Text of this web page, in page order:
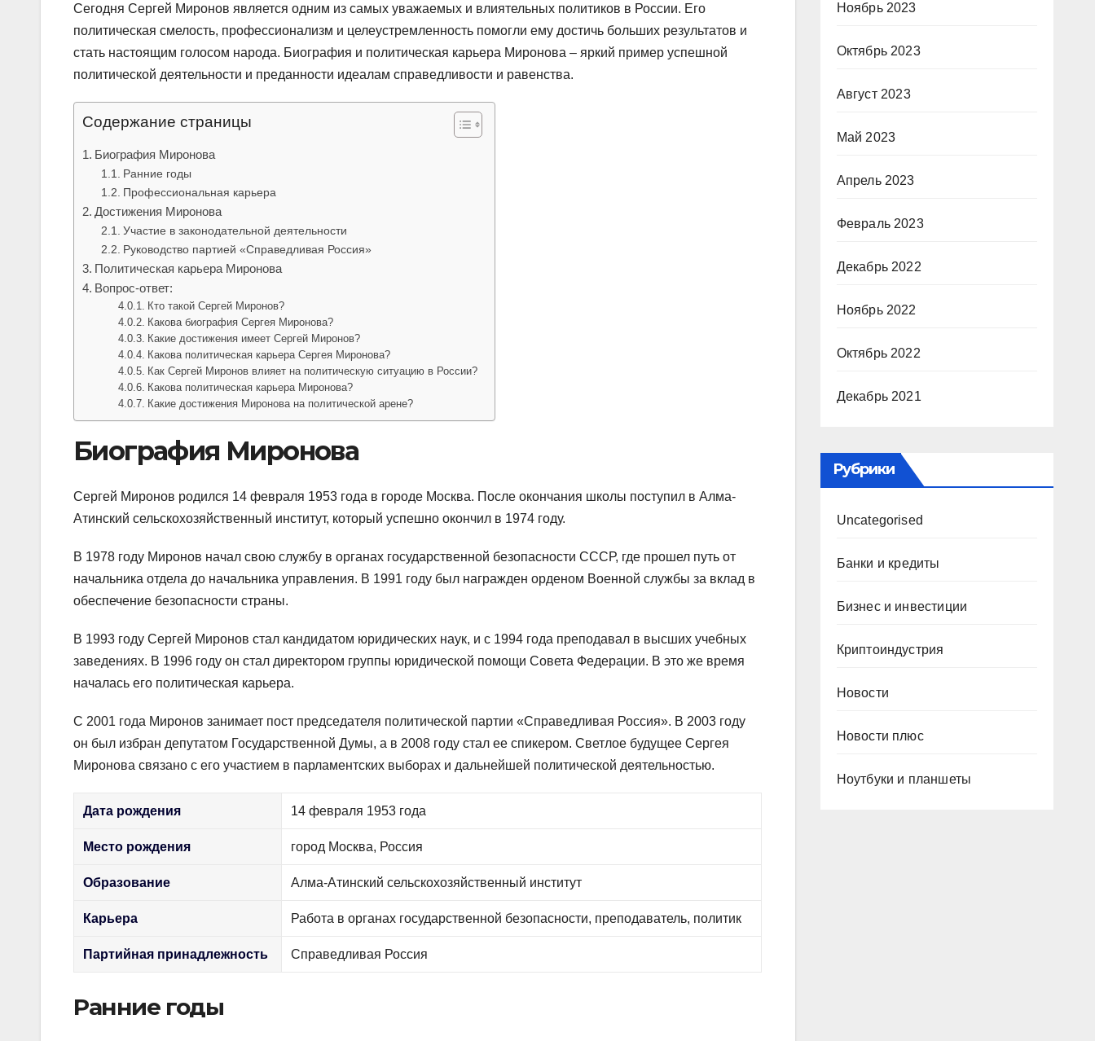
Сегодня Сергей Миронов является одним из самых уважаемых и влиятельных политиков в России. Его
политическая смелость, профессионализм и целеустремленность помогли ему достичь больших результатов и
стать настоящим голосом народа. Биография и политическая карьера Миронова – яркий пример успешной
политической деятельности и преданности идеалам справедливости и равенства.
Содержание страницы
Биография Миронова
Ранние годы
Профессиональная карьера
Достижения Миронова
Участие в законодательной деятельности
Руководство партией «Справедливая Россия»
Политическая карьера Миронова
Вопрос-ответ:
Кто такой Сергей Миронов?
Какова биография Сергея Миронова?
Какие достижения имеет Сергей Миронов?
Какова политическая карьера Сергея Миронова?
Как Сергей Миронов влияет на политическую ситуацию в России?
Какова политическая карьера Миронова?
Какие достижения Миронова на политической арене?
Биография Миронова
Сергей Миронов родился 14 февраля 1953 года в городе Москва. После окончания школы поступил в Алма-
Атинский сельскохозяйственный институт, который успешно окончил в 1974 году.
В 1978 году Миронов начал свою службу в органах государственной безопасности СССР, где прошел путь от
начальника отдела до начальника управления. В 1991 году был награжден орденом Военной службы за вклад в
обеспечение безопасности страны.
В 1993 году Сергей Миронов стал кандидатом юридических наук, и с 1994 года преподавал в высших учебных
заведениях. В 1996 году он стал директором группы юридической помощи Совета Федерации. В это же время
началась его политическая карьера.
С 2001 года Миронов занимает пост председателя политической партии «Справедливая Россия». В 2003 году
он был избран депутатом Государственной Думы, а в 2008 году стал ее спикером. Светлое будущее Сергея
Миронова связано с его участием в парламентских выборах и дальнейшей политической деятельностью.
Дата рождения 14 февраля 1953 года
Место рождения город Москва, Россия
Образование Алма-Атинский сельскохозяйственный институт
Карьера Работа в органах государственной безопасности, преподаватель, политик
Партийная принадлежность Справедливая Россия
Ранние годы
Ноябрь 2023
Октябрь 2023
Август 2023
Май 2023
Апрель 2023
Февраль 2023
Декабрь 2022
Ноябрь 2022
Октябрь 2022
Декабрь 2021
Рубрики
Uncategorised
Банки и кредиты
Бизнес и инвестиции
Криптоиндустрия
Новости
Новости плюс
Ноутбуки и планшеты